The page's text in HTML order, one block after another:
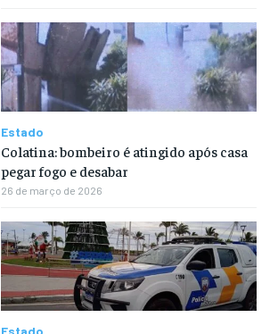
Estado
Colatina: bombeiro é atingido após casa
pegar fogo e desabar
26 de março de 2026